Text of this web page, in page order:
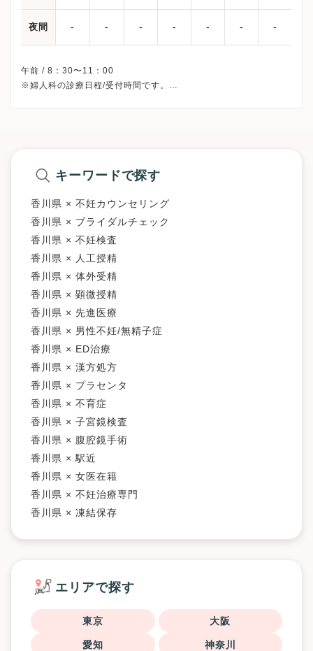
夜間 - - - - - - -
午前 / 8：30〜11：00
※婦人科の診療日程/受付時間です。
キーワードで探す
香川県 × 不妊カウンセリング
香川県 × ブライダルチェック
香川県 × 不妊検査
香川県 × 人工授精
香川県 × 体外受精
香川県 × 顕微授精
香川県 × 先進医療
香川県 × 男性不妊/無精子症
香川県 × ED治療
香川県 × 漢方処方
香川県 × プラセンタ
香川県 × 不育症
香川県 × 子宮鏡検査
香川県 × 腹腔鏡手術
香川県 × 駅近
香川県 × 女医在籍
香川県 × 不妊治療専門
香川県 × 凍結保存
エリアで探す
東京 大阪
愛知 神奈川